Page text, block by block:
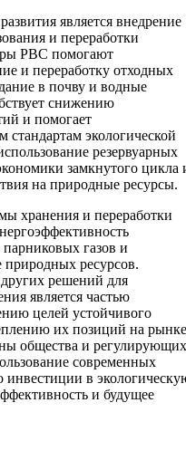
является внедрение
и переработки
РВС помогают
и переработку отходных
в почву и водные
снижению
и помогает
стандартам экологической
резервуарных
замкнутого цикла
на природные ресурсы.
хранения и переработки
газов и
природных ресурсов.
решений для
является частью
целей устойчивого
их позиций на рынке
общества и регулирующих
современных
инвестиции в
и будущее